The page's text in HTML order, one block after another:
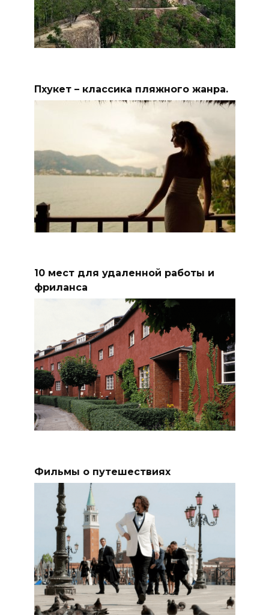
Пхукет – классика пляжного жанра.
10 мест для удаленной работы и
фриланса
Фильмы о путешествиях